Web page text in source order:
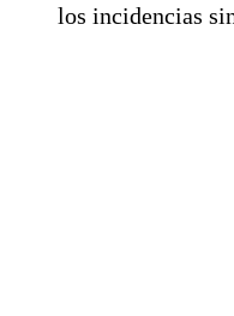
los incidencias